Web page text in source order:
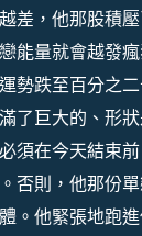
差，他那股積壓
能量就會越發
勢跌至百分之
了巨大的、形
須在今天結束
否則，他那份
。他緊張地跑